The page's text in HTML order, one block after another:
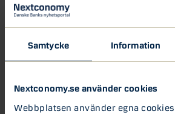
Samtycke Information
Nextconomy.se använder cookies
Webbplatsen använder egna
visar på blandad utveckling samtidigt
stärkts något till 110.85.
I eftermiddag väntas ingen USA-
PMI från Markit samt första BNP-